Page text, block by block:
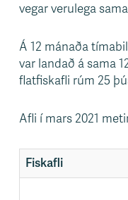
vegar verulega
Á 12 mánaða
var landað á sama
flatfiskafli rúm 25
Afli í mars 2021
Fiskafli